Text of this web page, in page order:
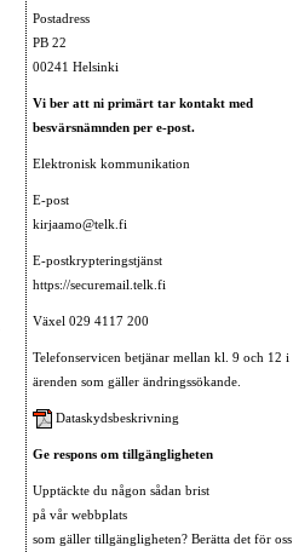
Postadress
PB 22
00241 Helsinki
Vi ber att ni primärt tar kontakt med
besvärsnämnden per e-post.
Elektronisk kommunikation
E-post
kirjaamo@telk.fi
E-postkrypteringstjänst
https://securemail.telk.fi
Växel 029 4117 200
Telefonservicen betjänar mellan kl. 9 och 12 i
ärenden som gäller ändringssökande.
Dataskydsbeskrivning
Ge respons om tillgängligheten
Upptäckte du någon sådan brist
på vår webbplats
som gäller tillgängligheten? Berätta det för oss